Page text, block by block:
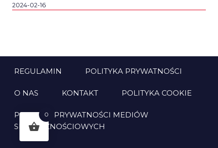
2024-02-16
REGULAMIN POLITYKA PRYWATNOŚCI
O NAS KONTAKT POLITYKA COOKIE
POLITYKA PRYWATNOŚCI MEDIÓW
SPOŁECZNOŚCIOWYCH
0